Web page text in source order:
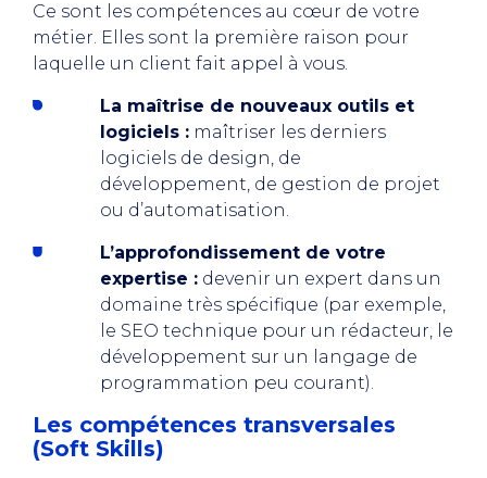
Ce sont les compétences au cœur de votre
métier. Elles sont la première raison pour
laquelle un client fait appel à vous.
La maîtrise de nouveaux outils et
logiciels : maîtriser les derniers
logiciels de design, de
développement, de gestion de projet
ou d’automatisation.
L’approfondissement de votre
expertise : devenir un expert dans un
domaine très spécifique (par exemple,
le SEO technique pour un rédacteur, le
développement sur un langage de
programmation peu courant).
Les compétences transversales
(Soft Skills)